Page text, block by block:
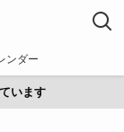
ンダー
います